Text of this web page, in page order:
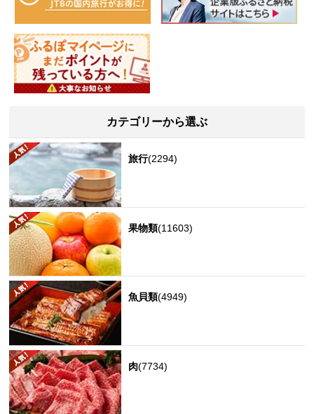
カテゴリーから選ぶ
旅行(2294)
果物類(11603)
魚貝類(4949)
肉(7734)